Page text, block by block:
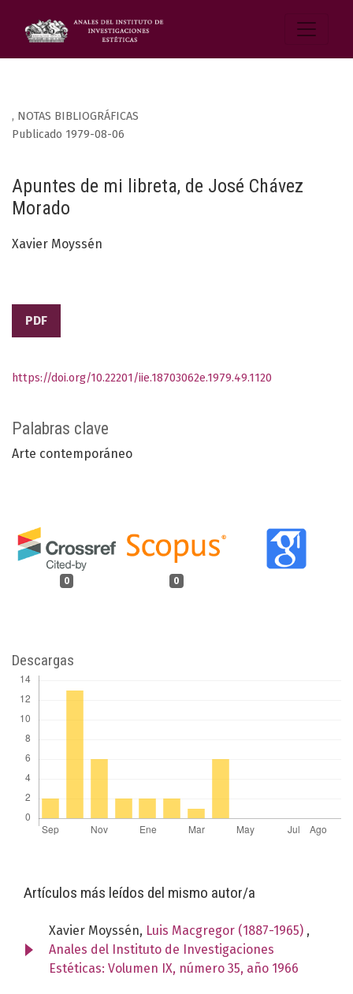
, NOTAS BIBLIOGRÁFICAS
Apuntes de mi libreta, de José Chávez
Morado
Publicado 1979-08-06
Xavier Moyssén
PDF
Palabras clave
Arte contemporáneo
0 0
https://doi.org/10.22201/iie.18703062e.1979.49.1120
Descargas
Artículos más leídos del mismo autor/a
Xavier Moyssén, Luis Macgregor (1887-1965) ,
Anales del Instituto de Investigaciones
Estéticas: Volumen IX, número 35, año 1966